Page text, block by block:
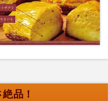
品！